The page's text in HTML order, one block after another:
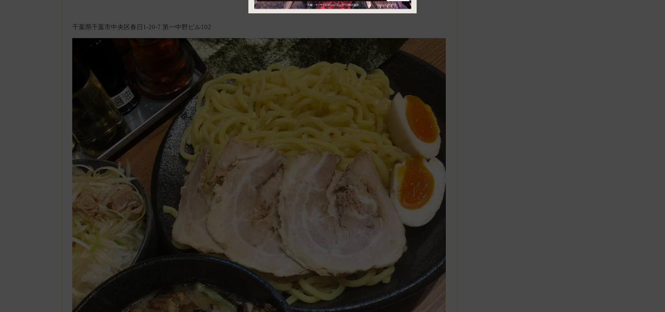
千葉県千葉市中央区春日1-20-7 第一中野ビル102